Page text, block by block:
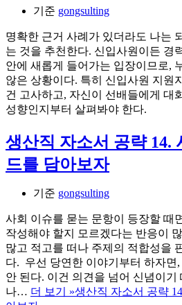
기준 gongsulting
명확한 근거 사례가 있더라도 나는
는 것을 추천한다. 신입사원이든 경
안에 새롭게 들어가는 입장이므로,
않은 상황이다. 특히 신입사원 지원
건 고사하고, 자신이 선배들에게 대
성향인지부터 살펴봐야 한다.
생산직 자소서 공략 14.
드를 담아보자
기준 gongsulting
사회 이슈를 묻는 문항이 등장할 때
작성해야 할지 모르겠다는 반응이
많고 적고를 떠나 주제의 적합성을
다. 우선 당연한 이야기부터 하자면
안 된다. 이건 의견을 넘어 신념이기
나… 더 보기 »생산직 자소서 공략